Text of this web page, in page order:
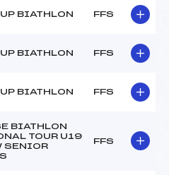
BIATHLON FFS
BIATHLON FFS
BIATHLON FFS
BIATHLON
TOUR U19
SENIOR
FFS